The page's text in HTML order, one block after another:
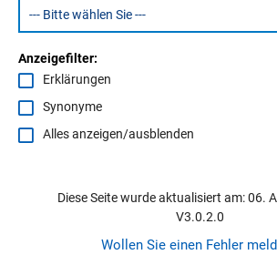
Anzeigefilter:
Erklärungen
Synonyme
Alles anzeigen/ausblenden
Diese Seite wurde aktualisiert am: 06.
V3.0.2.0
Wollen Sie einen Fehler